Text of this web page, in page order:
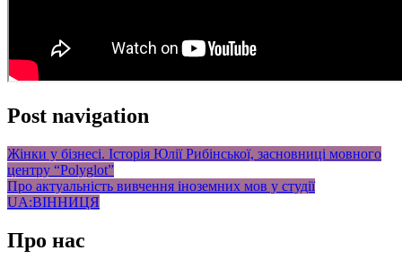
Post navigation
Жінки у бізнесі. Історія Юлії Рибінської, засновниці мовного
центру “Polyglot”
Про актуальність вивчення іноземних мов у студії
UA:ВІННИЦЯ
Про нас